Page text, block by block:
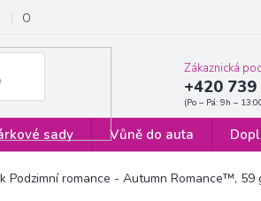
Obchodní podmínky
Zákaznická
+420
sady Vůně do auta
Podzimní romance - Autumn Romance™, 59